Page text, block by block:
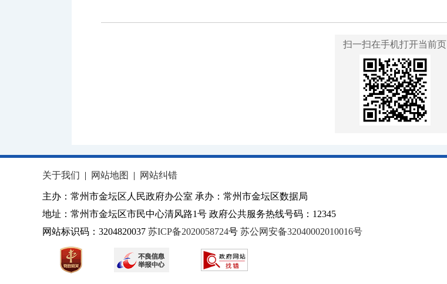
扫一扫在手机打开当前页
关于我们 | 网站地图 | 网站纠错
主办：常州市金坛区人民政府办公室 承办：常州市金坛区数据局
地址：常州市金坛区市民中心清风路1号 政府公共服务热线号码：12345
网站标识码：3204820037 苏ICP备2020058724号 苏公网安备32040002010016号